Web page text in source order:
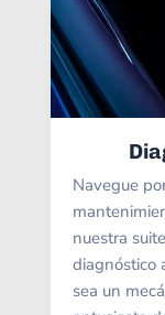
Navegue
nuestra
diagnóstico
sea un